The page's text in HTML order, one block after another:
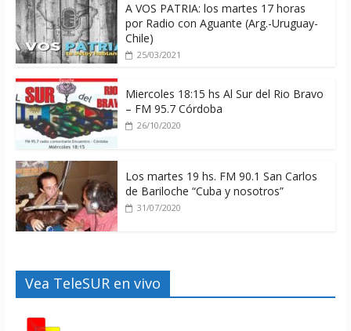
A VOS PATRIA: los martes 17 horas
por Radio con Aguante (Arg.-Uruguay-
Chile)
25/03/2021
Miercoles 18:15 hs Al Sur del Rio Bravo
– FM 95.7 Córdoba
26/10/2020
Los martes 19 hs. FM 90.1 San Carlos
de Bariloche “Cuba y nosotros”
31/07/2020
Vea TeleSUR en vivo